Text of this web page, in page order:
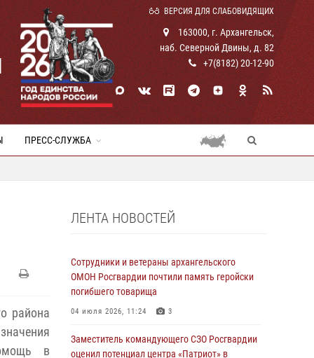
ВЕРСИЯ ДЛЯ СЛАБОВИДЯЩИХ
163000, г. Архангельск,
наб. Северной Двины, д. 82
+7(8182) 20-12-90
ПРЕСС-СЛУЖБА
района
в
ЛЕНТА НОВОСТЕЙ
Сотрудники и ветераны архангельского
ОМОН Росгвардии почтили память геройски
погибшего товарища
04 июля 2026, 11:24 3
Заместитель командующего СЗО Росгвардии
оценил потенциал центра «Патриот» в